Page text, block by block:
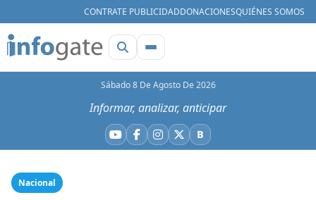
CONTRATE PUBLICIDADDONACIONESQUIÉNES SOMOS
Sábado 8 De Agosto De 2026
Informar, analizar, anticipar
YouTube
Facebook
Instagram
X BBluesky
Nacional